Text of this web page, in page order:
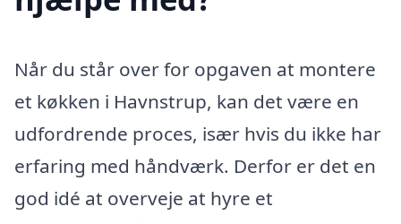
Når du står over for opgaven at montere
et køkken i Havnstrup, kan det være en
udfordrende proces, især hvis du ikke har
erfaring med håndværk. Derfor er det en
god idé at overveje at hyre et